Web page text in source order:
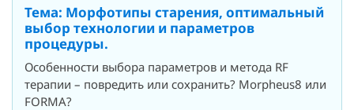
Тема: Морфотипы старения, оптимальный
выбор технологии и параметров
процедуры.
Особенности выбора параметров и метода RF
терапии – повредить или сохранить? Morpheus8 или
FORMA?